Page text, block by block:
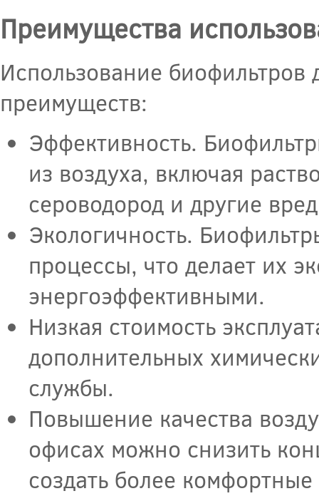
Преимущества
Использование биофильтров
преимуществ:
Эффективность.
из воздуха, включая
сероводород и другие
Экологичность.
процессы, что делает их
энергоэффективными.
Низкая стоимость
дополнительных
службы.
Повышение качества
офисах можно снизить
создать более